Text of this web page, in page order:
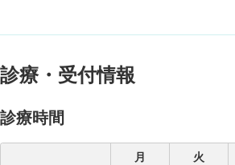
診療・受付情報
診療時間
月 火